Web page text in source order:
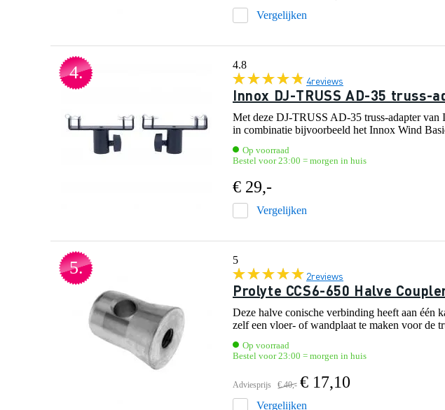
Vergelijken
4. 4.8
4reviews
Innox DJ-TRUSS AD-35 truss-
Met deze DJ-TRUSS AD-35 truss-adapter
in combinatie bijvoorbeeld het Innox Wind
Op voorraad
Bestel voor 23:00 = morgen in huis
€ 29,-
Vergelijken
5. 5
2reviews
Prolyte CCS6-650 Halve
Deze halve conische verbinding heeft aan één
zelf een vloer- of wandplaat te maken voor de
Op voorraad
Bestel voor 23:00 = morgen in huis
Adviesprijs € 40,- € 17,10
Vergelijken